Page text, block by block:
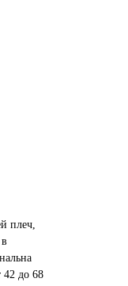
плеч,
42 до 68